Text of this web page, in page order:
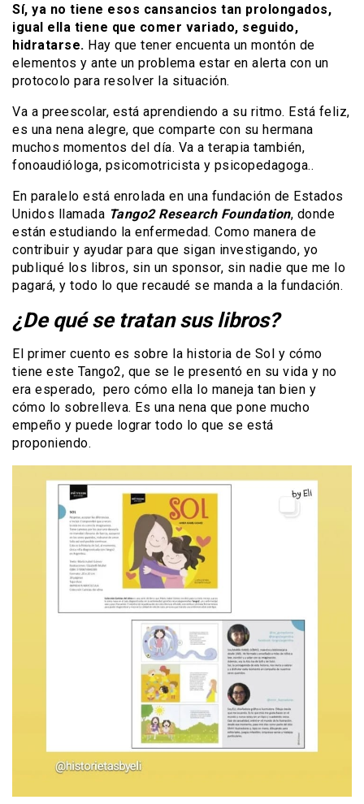
Sí, ya no tiene esos cansancios tan prolongados,
igual ella tiene que comer variado, seguido,
hidratarse. Hay que tener encuenta un montón de
elementos y ante un problema estar en alerta con un
protocolo para resolver la situación.
Va a preescolar, está aprendiendo a su ritmo. Está feliz,
es una nena alegre, que comparte con su hermana
muchos momentos del día. Va a terapia también,
fonoaudióloga, psicomotricista y psicopedagoga..
En paralelo está enrolada en una fundación de Estados
Unidos llamada Tango2 Research Foundation, donde
están estudiando la enfermedad. Como manera de
contribuir y ayudar para que sigan investigando, yo
publiqué los libros, sin un sponsor, sin nadie que me lo
pagará, y todo lo que recaudé se manda a la fundación.
¿De qué se tratan sus libros?
El primer cuento es sobre la historia de Sol y cómo
tiene este Tango2, que se le presentó en su vida y no
era esperado, pero cómo ella lo maneja tan bien y
cómo lo sobrelleva. Es una nena que pone mucho
empeño y puede lograr todo lo que se está
proponiendo.